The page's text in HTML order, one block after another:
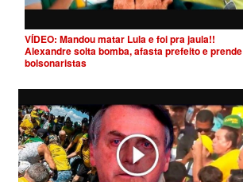
VÍDEO: Mandou matar Lula e foi pra jaula!!
Alexandre solta bomba, afasta prefeito e prende
bolsonaristas